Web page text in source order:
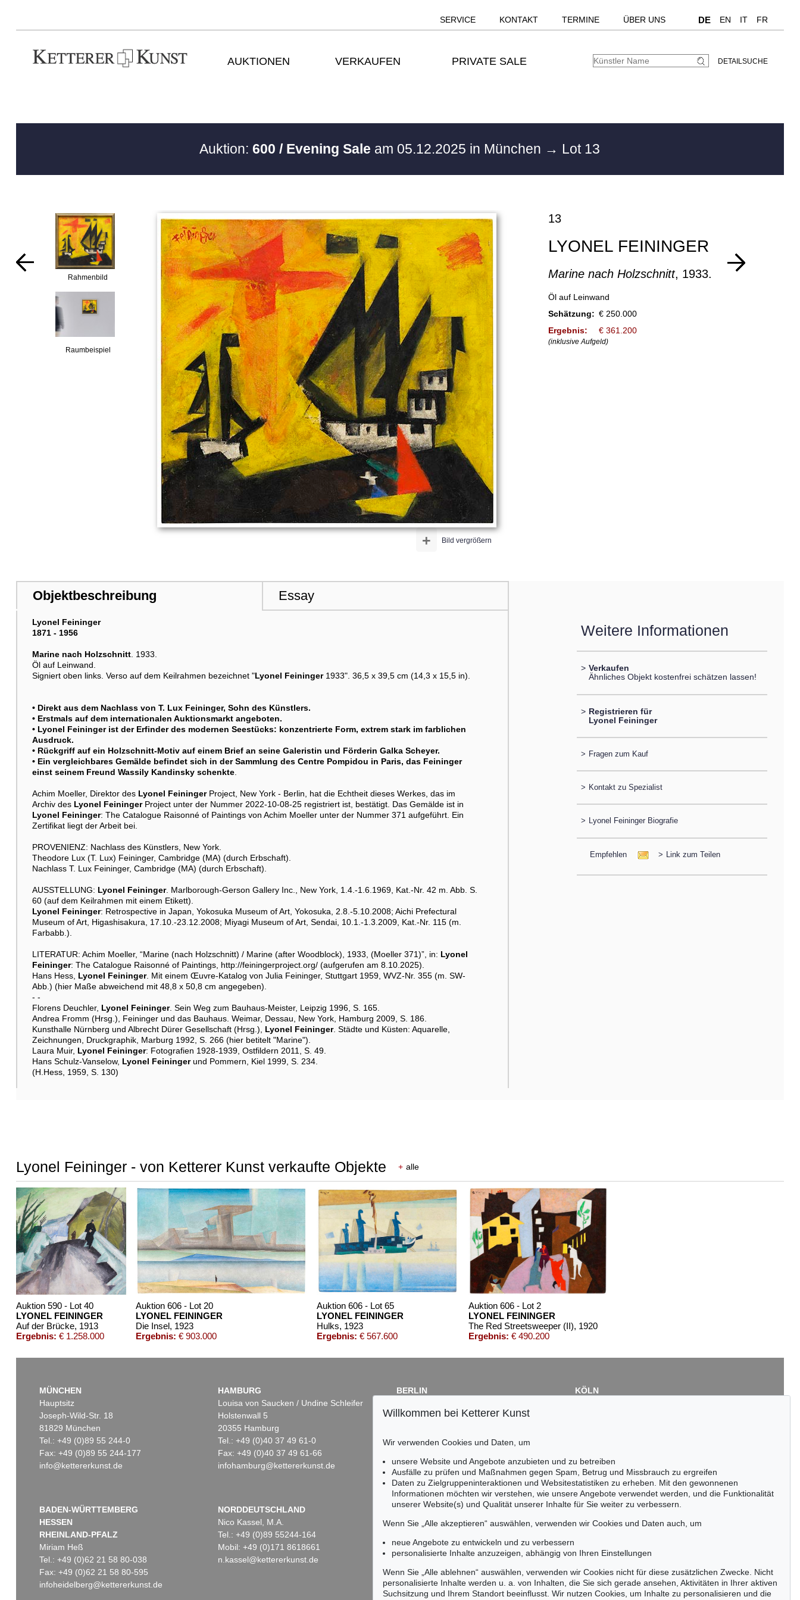
SERVICE KONTAKT TERMINE ÜBER UNS DE EN IT FR
AUKTIONEN VERKAUFEN PRIVATE SALE DETAILSUCHE
Auktion:600 / Evening Sale am 05.12.2025 in München → Lot 13
Rahmenbild
Raumbeispiel
Bild vergrößern
+
13
LYONEL FEININGER
Marine nach Holzschnitt, 1933.
Öl auf Leinwand
Schätzung: € 250.000
Ergebnis:
€ 361.200
(inklusive Aufgeld)
Objektbeschreibung Essay
Lyonel Feininger
1871 - 1956
Marine nach Holzschnitt. 1933.
Öl auf Leinwand.
Signiert oben links. Verso auf dem Keilrahmen bezeichnet "Lyonel Feininger1933". 36,5 x 39,5 cm (14,3 x 15,5 in).
• Direkt aus dem Nachlass von T. Lux Feininger, Sohn des Künstlers.
• Erstmals auf dem internationalen Auktionsmarkt angeboten.
• Lyonel Feiningerist der Erfinder des modernen Seestücks: konzentrierte Form, extrem stark im farblichen
Ausdruck.
• Rückgriff auf ein Holzschnitt-Motiv auf einem Brief an seine Galeristin und Förderin Galka Scheyer.
• Ein vergleichbares Gemälde befindet sich in der Sammlung des Centre Pompidou in Paris, das Feininger
einst seinem Freund Wassily Kandinsky schenkte.
Achim Moeller, Direktor des Lyonel FeiningerProject, New York - Berlin, hat die Echtheit dieses Werkes, das im
Archiv des Lyonel FeiningerProject unter der Nummer 2022-10-08-25 registriert ist, bestätigt. Das Gemälde ist in
Lyonel Feininger: The Catalogue Raisonné of Paintings von Achim Moeller unter der Nummer 371 aufgeführt. Ein
Zertifikat liegt der Arbeit bei.
PROVENIENZ: Nachlass des Künstlers, New York.
Theodore Lux (T. Lux) Feininger, Cambridge (MA) (durch Erbschaft).
Nachlass T. Lux Feininger, Cambridge (MA) (durch Erbschaft).
AUSSTELLUNG: Lyonel Feininger. Marlborough-Gerson Gallery Inc., New York, 1.4.-1.6.1969, Kat.-Nr. 42 m. Abb. S.
60 (auf dem Keilrahmen mit einem Etikett).
Lyonel Feininger: Retrospective in Japan, Yokosuka Museum of Art, Yokosuka, 2.8.-5.10.2008; Aichi Prefectural
Museum of Art, Higashisakura, 17.10.-23.12.2008; Miyagi Museum of Art, Sendai, 10.1.-1.3.2009, Kat.-Nr. 115 (m.
Farbabb.).
LITERATUR: Achim Moeller, “Marine (nach Holzschnitt) / Marine (after Woodblock), 1933, (Moeller 371)”, in: Lyonel
Feininger: The Catalogue Raisonné of Paintings, http://feiningerproject.org/ (aufgerufen am 8.10.2025).
Hans Hess, Lyonel Feininger. Mit einem Œuvre-Katalog von Julia Feininger, Stuttgart 1959, WVZ-Nr. 355 (m. SW-
Abb.) (hier Maße abweichend mit 48,8 x 50,8 cm angegeben).
- -
Florens Deuchler, Lyonel Feininger. Sein Weg zum Bauhaus-Meister, Leipzig 1996, S. 165.
Andrea Fromm (Hrsg.), Feininger und das Bauhaus. Weimar, Dessau, New York, Hamburg 2009, S. 186.
Kunsthalle Nürnberg und Albrecht Dürer Gesellschaft (Hrsg.), Lyonel Feininger. Städte und Küsten: Aquarelle,
Zeichnungen, Druckgraphik, Marburg 1992, S. 266 (hier betitelt "Marine").
Laura Muir, Lyonel Feininger: Fotografien 1928-1939, Ostfildern 2011, S. 49.
Hans Schulz-Vanselow, Lyonel Feiningerund Pommern, Kiel 1999, S. 234.
(H.Hess, 1959, S. 130)
Weitere Informationen
> Verkaufen
Ähnliches Objekt kostenfrei schätzen lassen!
> Registrieren für
Lyonel Feininger
> Fragen zum Kauf
> Kontakt zu Spezialist
> Lyonel Feininger Biografie
Empfehlen > Link zum Teilen
Lyonel Feininger - von Ketterer Kunst verkaufte Objekte + alle
Auktion 590 - Lot 40
LYONEL FEININGER
Auf der Brücke, 1913
Ergebnis: € 1.258.000
Auktion 606 - Lot 20
LYONEL FEININGER
Die Insel, 1923
Ergebnis: € 903.000
Auktion 606 - Lot 65
LYONEL FEININGER
Hulks, 1923
Ergebnis: € 567.600
Auktion 606 - Lot 2
LYONEL FEININGER
The Red Streetsweeper (II), 1920
Ergebnis: € 490.200
Auktion 428 - Lot 255
Auktion 606 - Lot 9
Auktion 520 - Lot 304
, 1917
€ 400.000
Auktion 545 - Lot 51
LYONEL FEININGER
Karavellen
, 1933
Ergebnis:€ 381.000
Auktion 500 - Lot 227
LYONEL FEININGER
Manhattan, Dusk
, 1945
Ergebnis:€ 325.000
MÜNCHEN
Hauptsitz
Joseph-Wild-Str. 18
81829 München
Tel.: +49 (0)89 55 244-0
Fax: +49 (0)89 55 244-177
info@kettererkunst.de
HAMBURG
Louisa von Saucken / Undine Schleifer
Holstenwall 5
20355 Hamburg
Tel.: +49 (0)40 37 49 61-0
Fax: +49 (0)40 37 49 61-66
infohamburg@kettererkunst.de
BERLIN
Fasanenstr. 70
Tel.: +49 (0)30 88 67 53-63
infoberlin@kettererkunst.de
KÖLN
BADEN-WÜRTTEMBERG
HESSEN
RHEINLAND-PFALZ
Miriam Heß
Tel.: +49 (0)62 21 58 80-038
Fax: +49 (0)62 21 58 80-595
infoheidelberg@kettererkunst.de
NORDDEUTSCHLAND
Nico Kassel, M.A.
Tel.: +49 (0)89 55244-164
Mobil: +49 (0)171 8618661
n.kassel@kettererkunst.de
Keine Auktion mehr verpassen!
Wir informieren Sie rechtzeitig.
Jetzt zum Newsletter anmelden >
Willkommen bei Ketterer Kunst
Wir verwenden Cookies und Daten, um
unsere Website und Angebote anzubieten und zu betreiben
Ausfälle zu prüfen und Maßnahmen gegen Spam, Betrug und Missbrauch zu ergreifen
Daten zu Zielgruppeninteraktionen und Websitestatistiken zu erheben. Mit den gewonnenen
Informationen möchten wir verstehen, wie unsere Angebote verwendet werden, und die Funktionalität
unserer Website(s) und Qualität unserer Inhalte für Sie weiter zu verbessern.
Wenn Sie „Alle akzeptieren“ auswählen, verwenden wir Cookies und Daten auch, um
neue Angebote zu entwickeln und zu verbessern
personalisierte Inhalte anzuzeigen, abhängig von Ihren Einstellungen
Wenn Sie „Alle ablehnen“ auswählen, verwenden wir Cookies nicht für diese zusätzlichen Zwecke. Nicht
personalisierte Inhalte werden u. a. von Inhalten, die Sie sich gerade ansehen, Aktivitäten in Ihrer aktiven
Suchsitzung und Ihrem Standort beeinflusst. Wir nutzen Cookies, um Inhalte zu personalisieren und die